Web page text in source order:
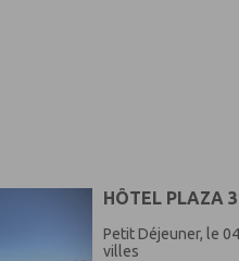
HÔTEL PLAZA
Petit Déjeuner, le
villes